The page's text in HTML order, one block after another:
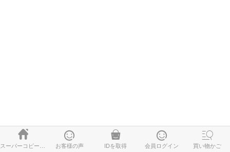
 
お客様の声

IDを取得

会員ログイン

買い物かご